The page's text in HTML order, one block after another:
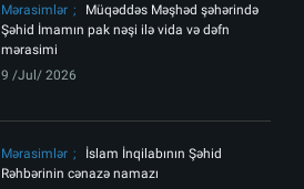
Mərasimlər
Müqəddəs Məşhəd şəhərində
Şəhid İmamın pak nəşi ilə vida və dəfn
mərasimi
9 /Jul/ 2026
Mərasimlər
İslam İnqilabının Şəhid
Rəhbərinin cənazə namazı